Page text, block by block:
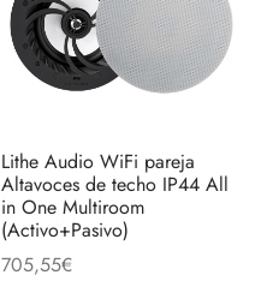
Lithe Audio WiFi pareja
Altavoces de techo IP44 All
in One Multiroom
(Activo+Pasivo)
705,55€